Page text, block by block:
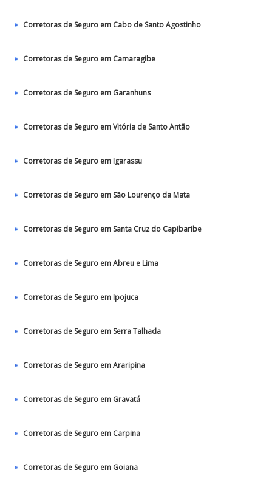
Corretoras de Seguro em Cabo de Santo Agostinho
Corretoras de Seguro em Camaragibe
Corretoras de Seguro em Garanhuns
Corretoras de Seguro em Vitória de Santo Antão
Corretoras de Seguro em Igarassu
Corretoras de Seguro em São Lourenço da Mata
Corretoras de Seguro em Santa Cruz do Capibaribe
Corretoras de Seguro em Abreu e Lima
Corretoras de Seguro em Ipojuca
Corretoras de Seguro em Serra Talhada
Corretoras de Seguro em Araripina
Corretoras de Seguro em Gravatá
Corretoras de Seguro em Carpina
Corretoras de Seguro em Goiana